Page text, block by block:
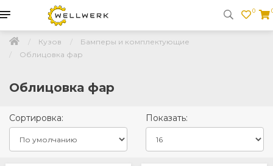
0
Кузов
Бамперы и комплектующие
Облицовка фар
Облицовка фар
Сортировка: Показать: